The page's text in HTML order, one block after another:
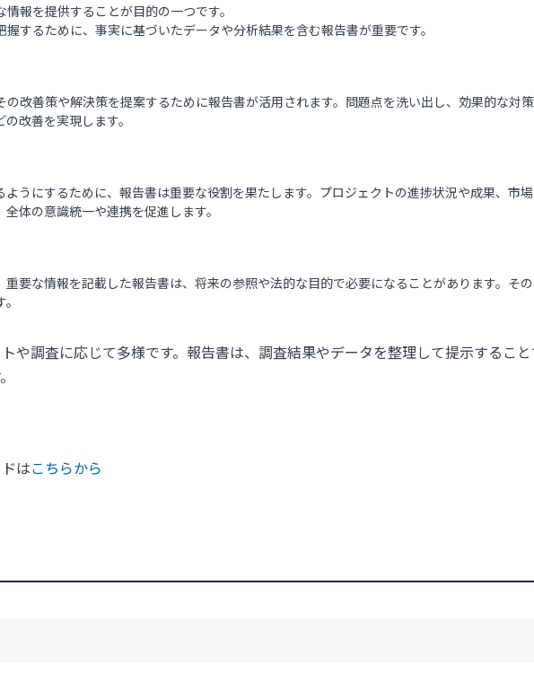
報を提供することが目的の一つです。
するために、 事実に基づいたデータや分析結果を含む報告書が重要です。
改善策や解決策を提案するために報告書が活用されます。問題点を洗い出し、効果的な対
改善を実現します。
うにするために、報告書は重要な役割を果たします。プロジェクトの進捗状況や成果、市
体の意識統一や連携を促進します。
要な情報を記載した報告書は、将来の参照や法的な目的で必要になることがあります。そ
や調査に応じて多様です。報告書は、調査結果やデータを整理して提示するこ
はこちらから